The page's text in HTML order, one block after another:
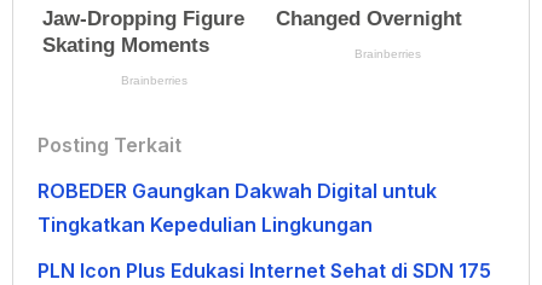
Posting Terkait
ROBEDER Gaungkan Dakwah Digital untuk
Tingkatkan Kepedulian Lingkungan
PLN Icon Plus Edukasi Internet Sehat di SDN 175